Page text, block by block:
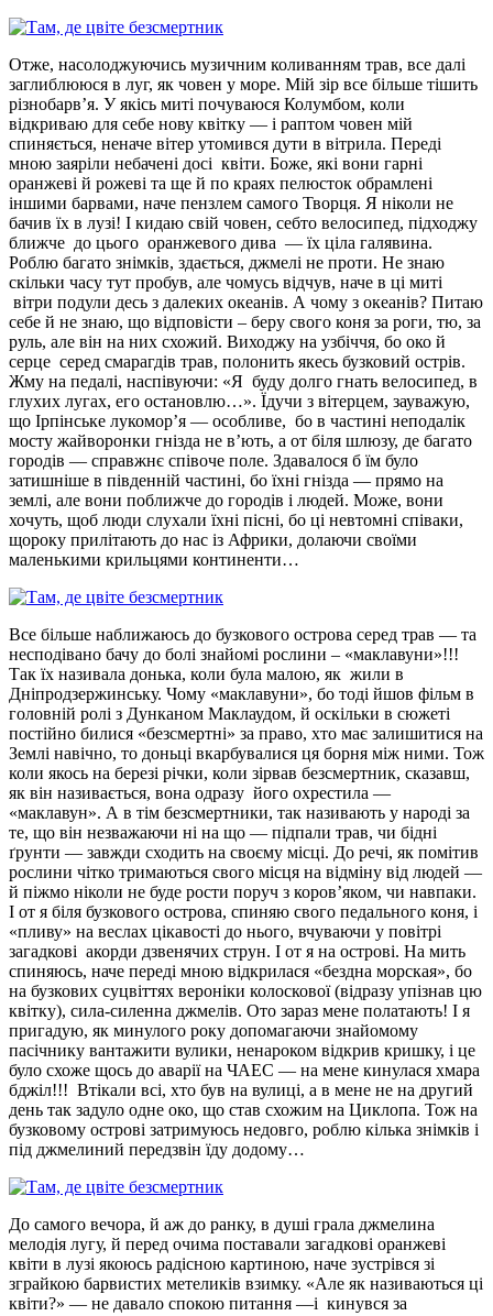
Отже, насолоджуючись музичним коливанням трав, все далі
заглиблююся в луг, як човен у море. Мій зір все більше тішить
різнобарв’я. У якісь миті почуваюся Колумбом, коли
відкриваю для себе нову квітку — і раптом човен мій
спиняється, неначе вітер утомився дути в вітрила. Переді
мною заяріли небачені досі квіти. Боже, які вони гарні
оранжеві й рожеві та ще й по краях пелюсток обрамлені
іншими барвами, наче пензлем самого Творця. Я ніколи не
бачив їх в лузі! І кидаю свій човен, себто велосипед, підходжу
ближче до цього оранжевого дива — їх ціла галявина.
Роблю багато знімків, здається, джмелі не проти. Не знаю
скільки часу тут пробув, але чомусь відчув, наче в ці миті
вітри подули десь з далеких океанів. А чому з океанів? Питаю
себе й не знаю, що відповісти – беру свого коня за роги, тю, за
руль, але він на них схожий. Виходжу на узбіччя, бо око й
серце серед смарагдів трав, полонить якесь бузковий острів.
Жму на педалі, наспівуючи: «Я буду долго гнать велосипед, в
глухих лугах, его остановлю…». Їдучи з вітерцем, зауважую,
що Ірпінське лукомор’я — особливе, бо в частині неподалік
мосту жайворонки гнізда не в’ють, а от біля шлюзу, де багато
городів — справжнє співоче поле. Здавалося б їм було
затишніше в південній частині, бо їхні гнізда — прямо на
землі, але вони поближче до городів і людей. Може, вони
хочуть, щоб люди слухали їхні пісні, бо ці невтомні співаки,
щороку прилітають до нас із Африки, долаючи своїми
маленькими крильцями континенти…
Все більше наближаюсь до бузкового острова серед трав — та
несподівано бачу до болі знайомі рослини – «маклавуни»!!!
Так їх називала донька, коли була малою, як жили в
Дніпродзержинську. Чому «маклавуни», бо тоді йшов фільм в
головній ролі з Дунканом Маклаудом, й оскільки в сюжеті
постійно билися «безсмертні» за право, хто має залишитися на
Землі навічно, то доньці вкарбувалися ця борня між ними. Тож
коли якось на березі річки, коли зірвав безсмертник, сказавш,
як він називається, вона одразу його охрестила —
«маклавун». А в тім безсмертники, так називають у народі за
те, що він незважаючи ні на що — підпали трав, чи бідні
ґрунти — завжди сходить на своєму місці. До речі, як помітив
рослини чітко тримаються свого місця на відміну від людей —
й піжмо ніколи не буде рости поруч з коров’яком, чи навпаки.
І от я біля бузкового острова, спиняю свого педального коня, і
«пливу» на веслах цікавості до нього, вчуваючи у повітрі
загадкові акорди дзвенячих струн. І от я на острові. На мить
спиняюсь, наче переді мною відкрилася «бездна морская», бо
на бузкових суцвіттях вероніки колоскової (відразу упізнав цю
квітку), сила-силенна джмелів. Ото зараз мене полатають! І я
пригадую, як минулого року допомагаючи знайомому
пасічнику вантажити вулики, ненароком відкрив кришку, і це
було схоже щось до аварії на ЧАЕС — на мене кинулася хмара
бджіл!!! Втікали всі, хто був на вулиці, а в мене не на другий
день так задуло одне око, що став схожим на Циклопа. Тож на
бузковому острові затримуюсь недовго, роблю кілька знімків і
під джмелиний передзвін їду додому…
До самого вечора, й аж до ранку, в душі грала джмелина
мелодія лугу, й перед очима поставали загадкові оранжеві
квіти в лузі якоюсь радісною картиною, наче зустрівся зі
зграйкою барвистих метеликів взимку. «Але як називаються ці
квіти?» — не давало спокою питання —і кинувся за